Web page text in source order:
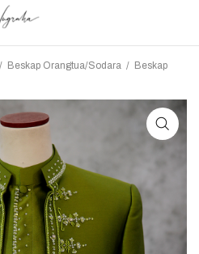
/ Beskap Orangtua/Sodara / Beskap